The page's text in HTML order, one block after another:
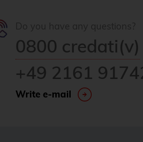
0800 credati(v)
+49 2161
Write e-mail